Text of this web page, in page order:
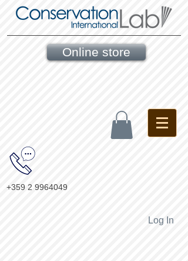
Online store
+359 2 9964049
Log In